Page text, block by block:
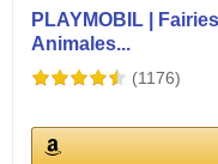
PLAYMOBIL |
Animales...
(1176)